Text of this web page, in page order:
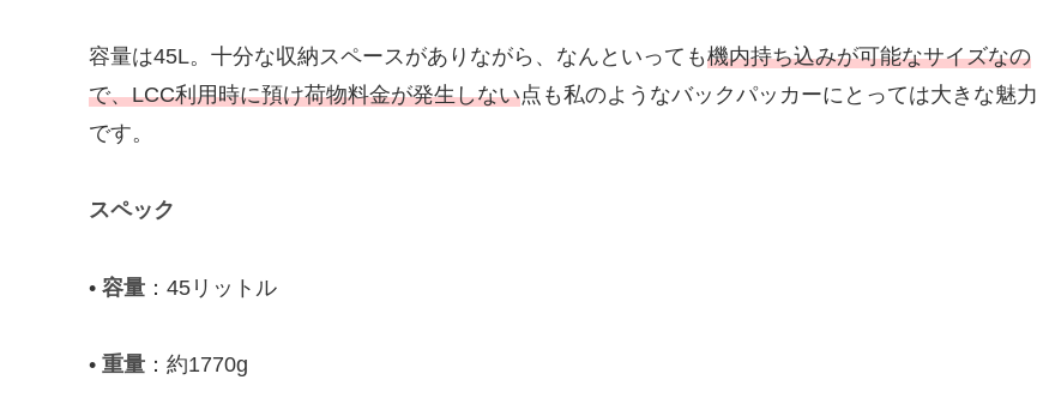
容量は45L。十分な収納スペースがありながら、なんといっても機内持ち込みが可能なサイズなの
で、LCC利用時に預け荷物料金が発生しない点も私のようなバックパッカーにとっては大きな魅力
です。
スペック
• 容量 ：45リットル
• 重量 ：約1770g